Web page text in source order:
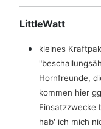
LittleWatt
kleines
Hornfreunde,
kommen hier
Einsatzzwecke
hab' ich mich